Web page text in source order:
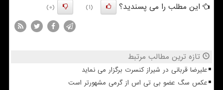
این مطلب را می پسندید؟
(1)
(0)
تازه ترین مطالب مرتبط
علیرضا قربانی در شیراز کنسرت برگزار می نماید
عکس سگ عضو بی تی اس از گرمی مشهورتر است